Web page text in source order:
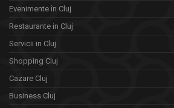
Evenimente în Cluj
Restaurante in Cluj
Servicii in Cluj
Shopping Cluj
Cazare Cluj
Business Cluj